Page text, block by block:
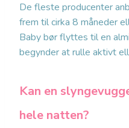
De fleste producenter
frem til cirka 8 måneder
Baby bør flyttes til en
begynder at rulle aktivt
Kan en
hele natten?